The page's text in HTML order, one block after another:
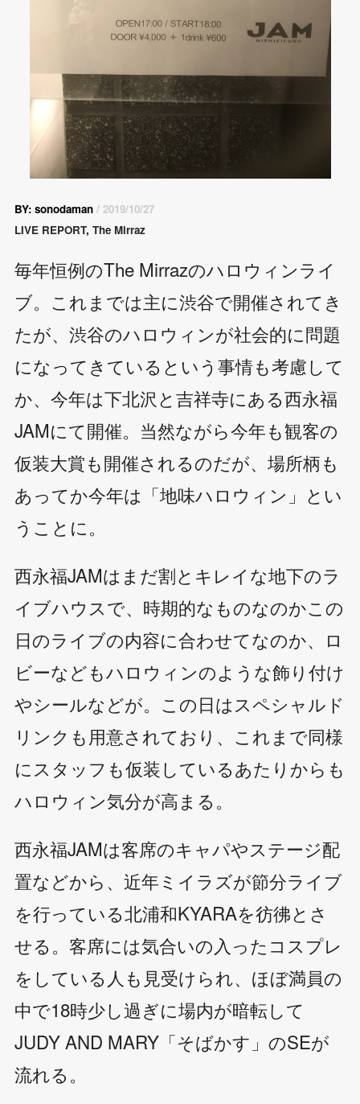
BY: sonodaman/ 2019/10/27
LIVE REPORT, The Mirraz
毎年恒例のThe Mirrazのハロウィンライ
ブ。これまでは主に渋谷で開催されてき
たが、渋谷のハロウィンが社会的に問題
になってきているという事情も考慮して
か、今年は下北沢と吉祥寺にある西永福
JAMにて開催。当然ながら今年も観客の
仮装大賞も開催されるのだが、場所柄も
あってか今年は「地味ハロウィン」とい
うことに。
西永福JAMはまだ割とキレイな地下のラ
イブハウスで、時期的なものなのかこの
日のライブの内容に合わせてなのか、ロ
ビーなどもハロウィンのような飾り付け
やシールなどが。この日はスペシャルド
リンクも用意されており、これまで同様
にスタッフも仮装しているあたりからも
ハロウィン気分が高まる。
西永福JAMは客席のキャパやステージ配
置などから、近年ミイラズが節分ライブ
を行っている北浦和KYARAを彷彿とさ
せる。客席には気合いの入ったコスプレ
をしている人も見受けられ、ほぼ満員の
中で18時少し過ぎに場内が暗転して
JUDY AND MARY「そばかす」のSEが
流れる。